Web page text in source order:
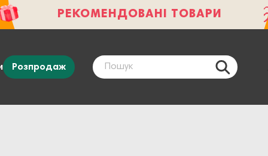
РЕКОМЕНДОВАНІ ТОВАРИ
Розпродаж